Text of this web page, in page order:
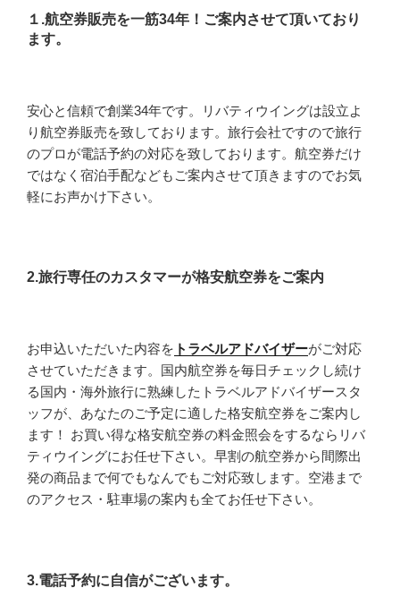
１.航空券販売を一筋34年！ご案内させて頂いており
ます。
安心と信頼で創業34年です。リバティウイングは設立よ
り航空券販売を致しております。旅行会社ですので旅行
のプロが電話予約の対応を致しております。航空券だけ
ではなく宿泊手配などもご案内させて頂きますのでお気
軽にお声かけ下さい。
2.旅行専任のカスタマーが格安航空券をご案内
お申込いただいた内容を トラベルアドバイザーがご対応
させていただきます。国内航空券を毎日チェックし続け
る国内・海外旅行に熟練したトラベルアドバイザースタ
ッフが、あなたのご予定に適した格安航空券をご案内し
ます！ お買い得な格安航空券の料金照会をするならリバ
ティウイングにお任せ下さい。早割の航空券から間際出
発の商品まで何でもなんでもご対応致します。空港まで
のアクセス・駐車場の案内も全てお任せ下さい。
3.電話予約に自信がございます。